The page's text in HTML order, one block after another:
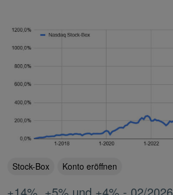
Stock-Box Konto eröffnen
+14%, +5% und +4% - 02/2026